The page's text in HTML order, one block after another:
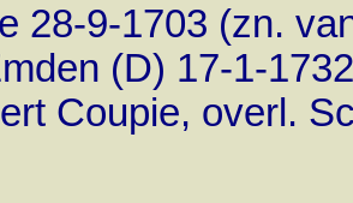
28-9-1703 (zn.
(D) 17-1-
Coupie, overl.